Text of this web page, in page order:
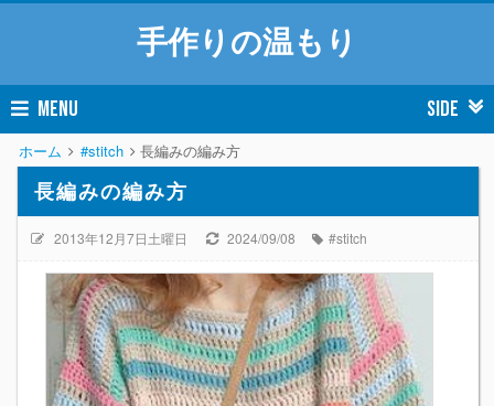
手作りの温もり
MENU SIDE
ホーム #stitch 長編みの編み方
長編みの編み方
2013年12月7日土曜日 2024/09/08 #stitch